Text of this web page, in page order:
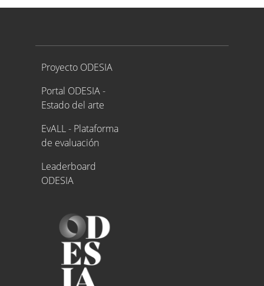
Proyecto ODESIA
Proyecto ODESIA
Portal ODESIA -
Estado del arte
EvALL - Plataforma
de evaluación
Leaderboard
ODESIA